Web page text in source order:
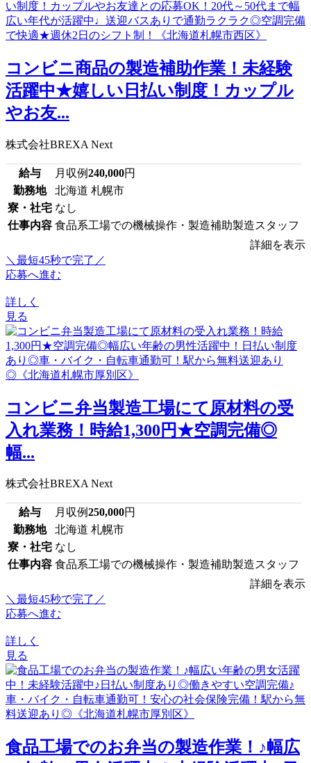
コンビニ商品の製造補助作業！未経験
活躍中★嬉しい日払い制度！カップル
やお友...
株式会社BREXA Next
給与 月収例240,000円
勤務地
北海道 札幌市
寮・社宅 なし
仕事内容 食品系工場での機械操作・製造補助製造スタッフ
詳細を表示
＼最短45秒で完了／
応募へ進む
詳しく
見る
コンビニ弁当製造工場にて原材料の受
入れ業務！時給1,300円★空調完備◎
幅...
株式会社BREXA Next
給与 月収例250,000円
勤務地
北海道 札幌市
寮・社宅 なし
仕事内容 食品系工場での機械操作・製造補助製造スタッフ
詳細を表示
＼最短45秒で完了／
応募へ進む
詳しく
見る
食品工場でのお弁当の製造作業！♪幅広